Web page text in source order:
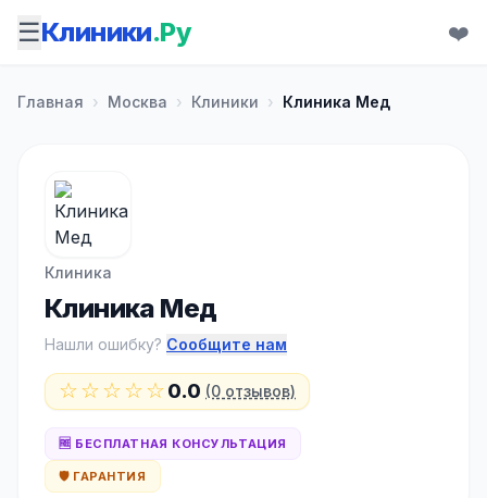
☰Клиники.Ру ❤️
Главная › Москва › Клиники › Клиника Мед
Клиника
Клиника Мед
Нашли ошибку? Сообщите нам
☆☆☆☆☆0.0 (0 отзывов)
🆓 БЕСПЛАТНАЯ КОНСУЛЬТАЦИЯ
🛡️ ГАРАНТИЯ